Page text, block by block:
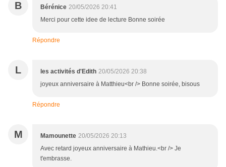
B Bérénice 20/05/2026 20:41
Merci pour cette idee de lecture Bonne soirée
Répondre
L les activités d'Edith 20/05/2026 20:38
joyeux anniversaire à Matthieu<br /> Bonne soirée, bisous
Répondre
M Mamounette 20/05/2026 20:13
Avec retard joyeux anniversaire à Mathieu.<br /> Je
t'embrasse.